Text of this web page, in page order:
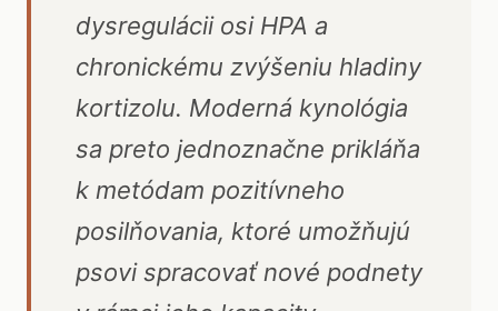
dysregulácii osi HPA a
chronickému zvýšeniu hladiny
kortizolu. Moderná kynológia
sa preto jednoznačne prikláňa
k metódam pozitívneho
posilňovania, ktoré umožňujú
psovi spracovať nové podnety